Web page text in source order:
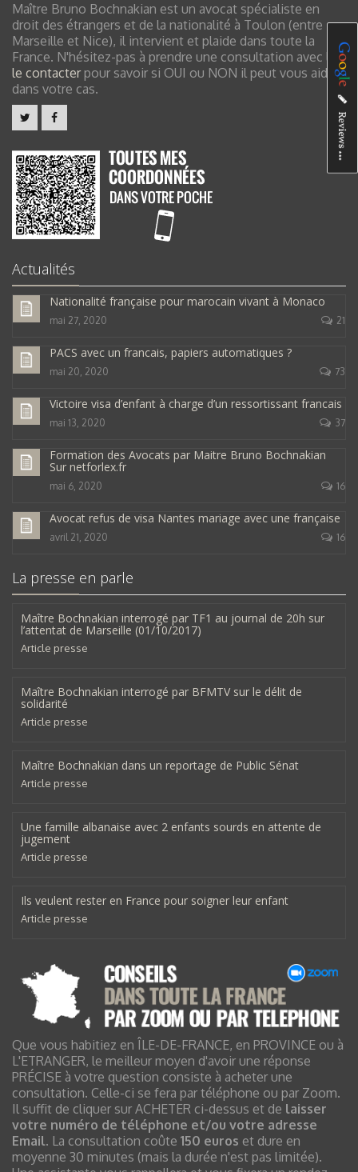
Maître Bruno Bochnakian est un avocat spécialiste en
droit des étrangers et de la nationalité à Toulon (entre
Marseille et Nice), il intervient et plaide dans toute la
France. N'hésitez-pas à prendre une consultation avec lui
le contacterpour savoir si OUI ou NON il peut vous aider
dans votre cas.
Actualités
Nationalité française pour marocain vivant à Monaco
mai 27, 2020 21
PACS avec un francais, papiers automatiques ?
mai 20, 2020 73
Victoire visa d’enfant à charge d’un ressortissant francais
mai 13, 2020 37
Formation des Avocats par Maitre Bruno Bochnakian
Sur netforlex.fr
mai 6, 2020 16
Avocat refus de visa Nantes mariage avec une française
avril 21, 2020 16
La presse en parle
Maître Bochnakian interrogé par TF1 au journal de 20h sur
l’attentat de Marseille (01/10/2017)
Article presse
Maître Bochnakian interrogé par BFMTV sur le délit de
solidarité
Article presse
Maître Bochnakian dans un reportage de Public Sénat
Article presse
Une famille albanaise avec 2 enfants sourds en attente de
jugement
Article presse
Ils veulent rester en France pour soigner leur enfant
Article presse
Que vous habitiez en ÎLE-DE-FRANCE, en PROVINCE ou à
L'ETRANGER, le meilleur moyen d'avoir une réponse
PRÉCISE à votre question consiste à acheter une
consultation. Celle-ci se fera par téléphone ou par Zoom.
Il suffit de cliquer sur ACHETER ci-dessus et de laisser
votre numéro de téléphone et/ou votre adresse
Email. La consultation coûte 150 euros et dure en
moyenne 30 minutes (mais la durée n'est pas limitée).